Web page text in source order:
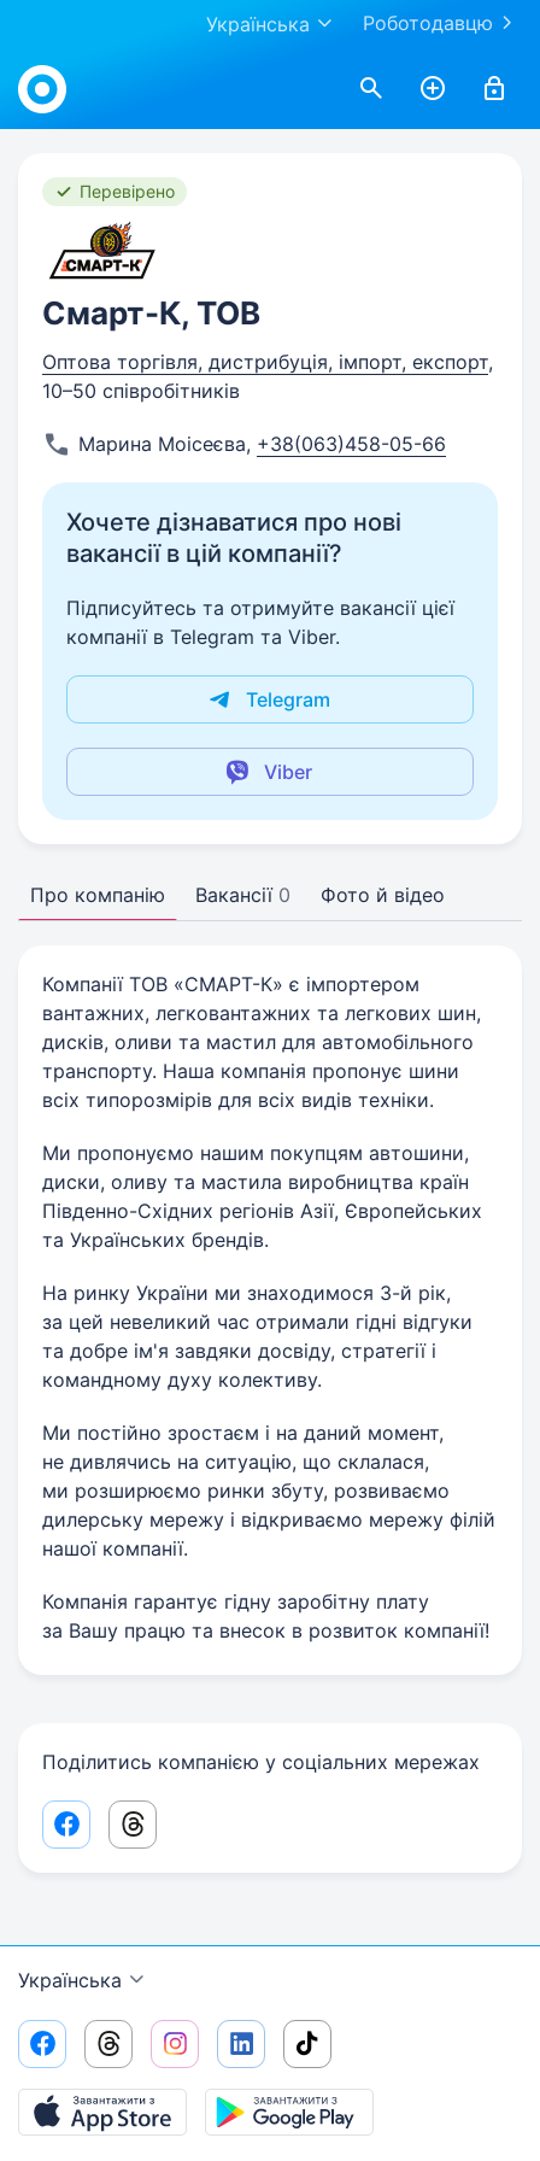
Роботодавцю
Українська
Work.ua
Перевірено
Смарт-К, ТОВ
Оптова торгівля, дистрибуція, імпорт, експорт,
10–50 співробітників
Марина Моісеєва, +38(063)458-05-66
Хочете дізнаватися про нові
вакансії в цій компанії?
Підписуйтесь та отримуйте вакансії цієї
компанії в Telegram та Viber.
Telegram
Viber
Про компанію Вакансії 0 Фото й відео
Компанії ТОВ «СМАРТ-К» є імпортером
вантажних, легковантажних та легкових шин,
дисків, оливи та мастил для автомобільного
транспорту. Наша компанія пропонує шини
всіх типорозмірів для всіх видів техніки.
Ми пропонуємо нашим покупцям автошини,
диски, оливу та мастила виробництва країн
Південно-Східних регіонів Азії, Європейських
та Українських брендів.
На ринку України ми знаходимося 3-й рік,
за цей невеликий час отримали гідні відгуки
та добре ім'я завдяки досвіду, стратегії і
командному духу колективу.
Ми постійно зростаєм і на даний момент,
не дивлячись на ситуацію, що склалася,
ми розширюємо ринки збуту, розвиваємо
дилерську мережу і відкриваємо мережу філій
нашої компанії.
Компанія гарантує гідну заробітну плату
за Вашу працю та внесок в розвиток компанії!
Поділитись компанією у соціальних мережах
Facebook share link
Threads share link
Українська